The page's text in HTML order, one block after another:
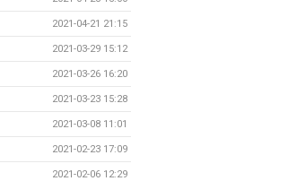
2021-04-21 21:15
2021-03-29 15:12
2021-03-26 16:20
2021-03-23 15:28
2021-03-08 11:01
2021-02-23 17:09
2021-02-06 12:29